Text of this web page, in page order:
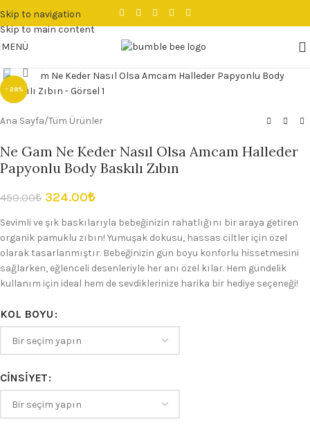
Skip to navigation
Skip to main content
MENÜ
- 28%
Büyütmek için tıklayın
Ana Sayfa/Tüm Ürünler
Ne Gam Ne Keder Nasıl Olsa Amcam Halleder
Papyonlu Body Baskılı Zıbın
450.00₺ 324.00₺
Sevimli ve şık baskılarıyla bebeğinizin rahatlığını bir araya getiren
organik pamuklu zıbın! Yumuşak dokusu, hassas ciltler için özel
olarak tasarlanmıştır. Bebeğinizin gün boyu konforlu hissetmesini
sağlarken, eğlenceli desenleriyle her anı özel kılar. Hem gündelik
kullanım için ideal hem de sevdiklerinize harika bir hediye seçeneği!
KOL BOYU
CINSIYET